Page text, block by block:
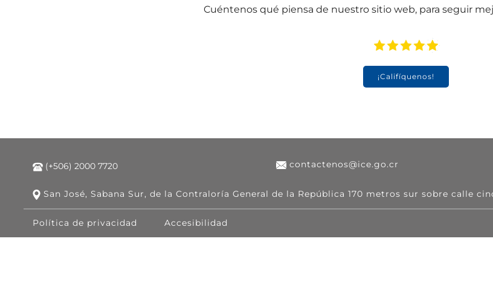
Cuéntenos qué piensa de nuestro sitio web, para seguir
¡Califíquenos!
San José, Sabana Sur, de la Contraloría General de la República 170 metros sur sobre calle
(+506) 2000 7720 contactenos@ice.go.cr
Política de privacidad Accesibilidad